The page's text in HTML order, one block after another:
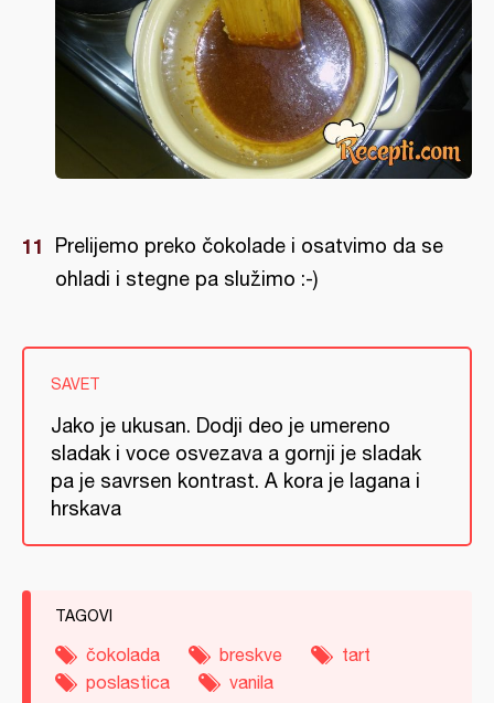
Prelijemo preko čokolade i osatvimo da se
ohladi i stegne pa služimo :-)
SAVET
Jako je ukusan. Dodji deo je umereno
sladak i voce osvezava a gornji je sladak
pa je savrsen kontrast. A kora je lagana i
hrskava
TAGOVI
čokolada breskve
tart
poslastica
vanila